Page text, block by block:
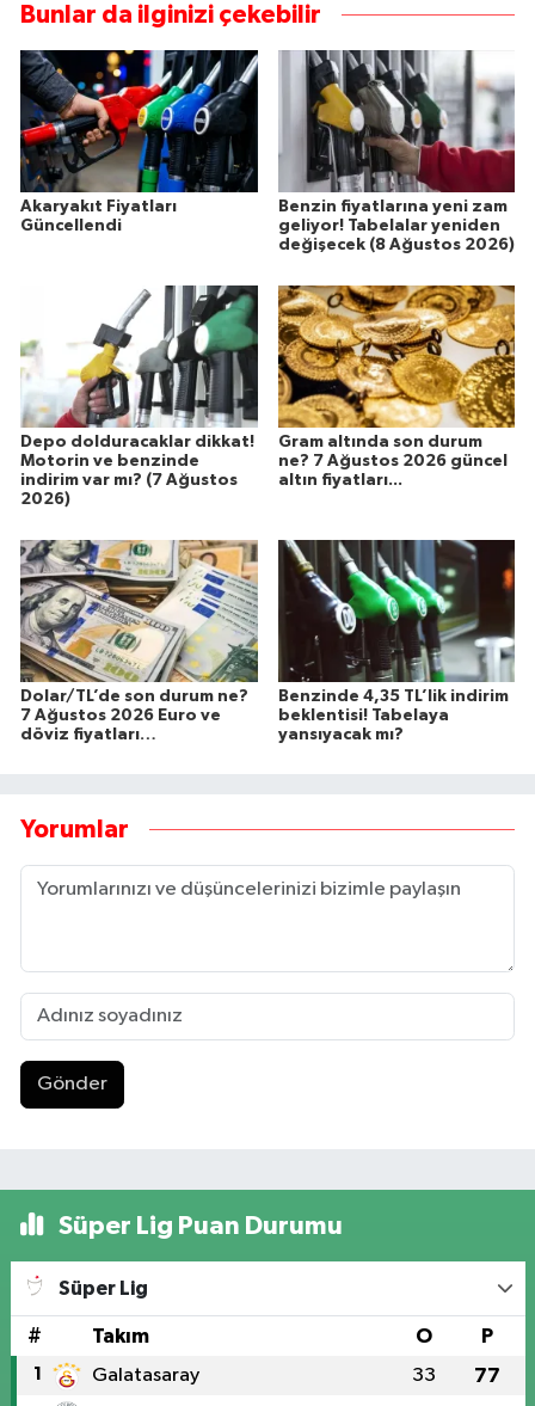
Bunlar da ilginizi çekebilir
Akaryakıt Fiyatları
Güncellendi
Benzin fiyatlarına yeni zam
geliyor! Tabelalar yeniden
değişecek (8 Ağustos 2026)
Depo dolduracaklar dikkat!
Motorin ve benzinde
indirim var mı? (7 Ağustos
2026)
Gram altında son durum
ne? 7 Ağustos 2026 güncel
altın fiyatları...
Dolar/TL’de son durum ne?
7 Ağustos 2026 Euro ve
döviz fiyatları…
Benzinde 4,35 TL’lik indirim
beklentisi! Tabelaya
yansıyacak mı?
Yorumlar
Gönder
Süper Lig Puan Durumu
Süper Lig
# Takım O P
1 Galatasaray 33 77